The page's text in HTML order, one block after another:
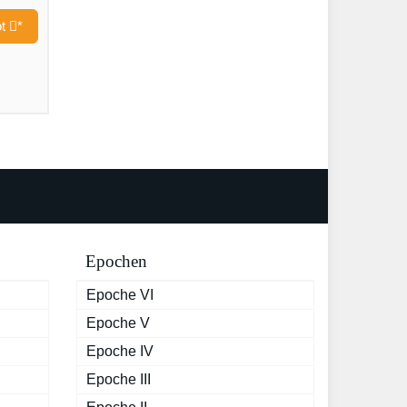
*
Epochen
Epoche VI
Epoche V
Epoche IV
Epoche III